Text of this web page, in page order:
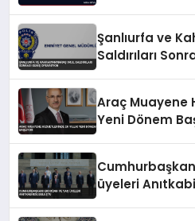
Şanlıurfa ve
Saldırıları
Araç Muayene
Yeni Dönem
üyeleri